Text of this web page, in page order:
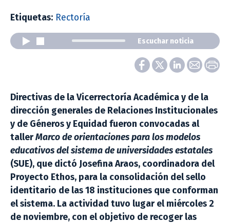
Etiquetas: Rectoría
Escuchar noticia
Directivas de la Vicerrectoría Académica y de la
dirección generales de Relaciones Institucionales
y de Géneros y Equidad fueron convocadas al
tallerMarco de orientaciones para los modelos
educativos del sistema de universidades estatales
(SUE), que dictó Josefina Araos, coordinadora del
Proyecto Ethos, para la consolidación del sello
identitario de las 18 instituciones que conforman
el sistema. La actividad tuvo lugar el miércoles 2
de noviembre, con el objetivo de recoger las